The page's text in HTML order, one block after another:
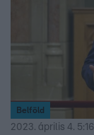
Belföld
2023. április 4. 5:16